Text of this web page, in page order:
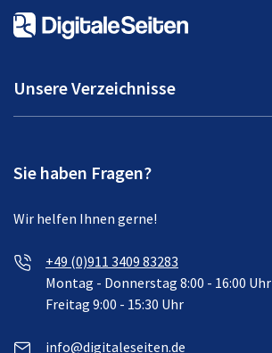
Unsere Verzeichnisse
Sie haben Fragen?
Wir helfen Ihnen gerne!
+49 (0)911 3409 83283
Montag - Donnerstag 8:00 - 16:00 Uhr
Freitag 9:00 - 15:30 Uhr
info@digitaleseiten.de